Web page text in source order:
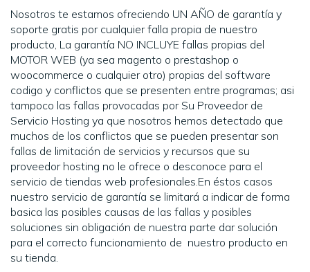
Nosotros te estamos ofreciendo UN AÑO de garantía y
soporte gratis por cualquier falla propia de nuestro
producto, La garantía NO INCLUYE fallas propias del
MOTOR WEB (ya sea magento o prestashop o
woocommerce o cualquier otro) propias del software
codigo y conflictos que se presenten entre programas; asi
tampoco las fallas provocadas por Su Proveedor de
Servicio Hosting ya que nosotros hemos detectado que
muchos de los conflictos que se pueden presentar son
fallas de limitación de servicios y recursos que su
proveedor hosting no le ofrece o desconoce para el
servicio de tiendas web profesionales.En éstos casos
nuestro servicio de garantía se limitará a indicar de forma
basica las posibles causas de las fallas y posibles
soluciones sin obligación de nuestra parte dar solución
para el correcto funcionamiento de nuestro producto en
su tienda.